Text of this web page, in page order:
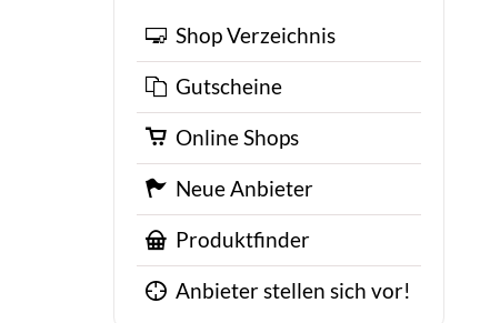
Shop Verzeichnis
Gutscheine
Online Shops
Neue Anbieter
Produktfinder
Anbieter stellen sich vor!